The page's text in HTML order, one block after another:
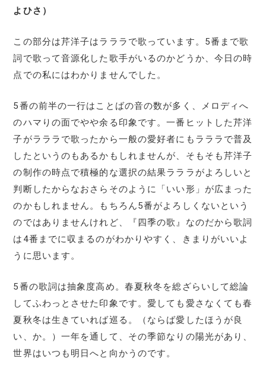
よひさ）
この部分は芹洋子はラララで歌っています。5番まで歌
詞で歌って音源化した歌手がいるのかどうか、今日の時
点での私にはわかりませんでした。
5番の前半の一行はことばの音の数が多く、メロディへ
のハマりの面でやや余る印象です。一番ヒットした芹洋
子がラララで歌ったから一般の愛好者にもラララで普及
したというのもあるかもしれませんが、そもそも芹洋子
の制作の時点で積極的な選択の結果ラララがよろしいと
判断したからなおさらそのように「いい形」が広まった
のかもしれません。もちろん5番がよろしくないという
のではありませんけれど、『四季の歌』なのだから歌詞
は4番までに収まるのがわかりやすく、きまりがいいよ
うに思います。
5番の歌詞は抽象度高め。春夏秋冬を総ざらいして総論
してふわっとさせた印象です。愛しても愛さなくても春
夏秋冬は生きていれば巡る。（ならば愛したほうが良
い、か。）一年を通して、その季節なりの陽光があり、
世界はいつも明日へと向かうのです。